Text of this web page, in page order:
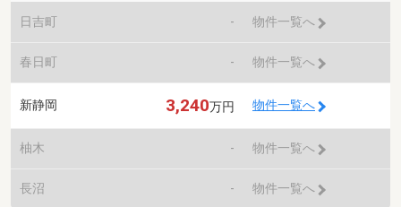
日吉町 - 物件一覧へ
春日町 - 物件一覧へ
新静岡 3,240万円 物件一覧へ
柚木 - 物件一覧へ
長沼 - 物件一覧へ